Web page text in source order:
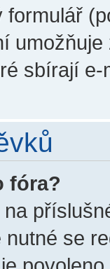
formulář
sbírají e-
fóra?
se